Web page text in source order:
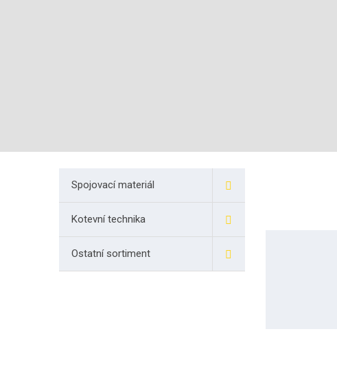
Spojovací materiál
Kotevní technika
Ostatní sortiment